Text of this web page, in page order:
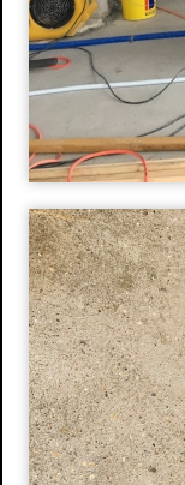
Neue Ideen
Wissenswertes
Richtiges
Kontakt
Anfahrtsweg
Impressum
Datenschutz